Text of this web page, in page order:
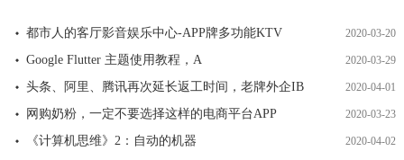
都市人的客厅影音娱乐中心-APP牌多功能KTV 2020-03-20
Google Flutter 主题使用教程，A 2020-03-29
头条、阿里、腾讯再次延长返工时间，老牌外企IB 2020-04-01
网购奶粉，一定不要选择这样的电商平台APP 2020-03-23
《计算机思维》2：自动的机器 2020-04-02